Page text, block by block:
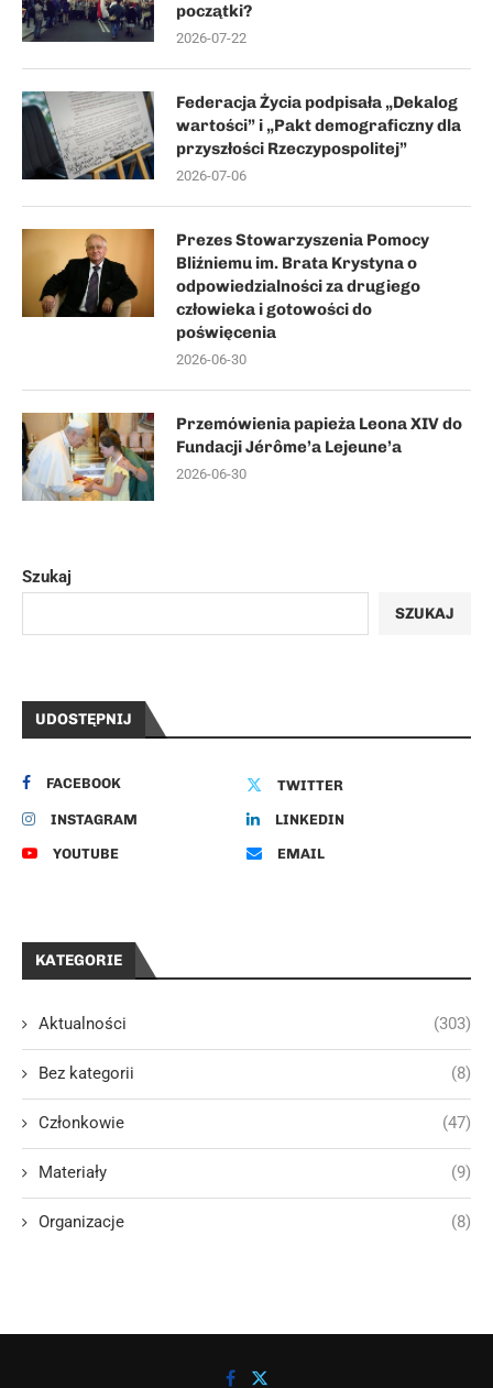
początki?
2026-07-22
Federacja Życia podpisała „Dekalog
wartości” i „Pakt demograficzny dla
przyszłości Rzeczypospolitej”
2026-07-06
Prezes Stowarzyszenia Pomocy
Bliźniemu im. Brata Krystyna o
odpowiedzialności za drugiego
człowieka i gotowości do
poświęcenia
2026-06-30
Przemówienia papieża Leona XIV do
Fundacji Jérôme’a Lejeune’a
2026-06-30
Szukaj
SZUKAJ
UDOSTĘPNIJ
FACEBOOK TWITTER
INSTAGRAM LINKEDIN
YOUTUBE EMAIL
KATEGORIE
Aktualności (303)
Bez kategorii (8)
Członkowie (47)
Materiały (9)
Organizacje (8)